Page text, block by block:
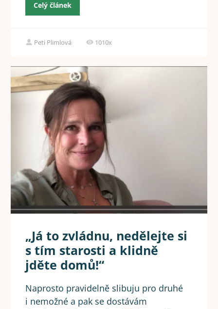
Celý článek
Peti Plimlová 1010x
„Já to zvládnu, nedělejte si
s tím starosti a klidně
jděte domů!“
Naprosto pravidelně slibuju pro druhé
i nemožné a pak se dostávám